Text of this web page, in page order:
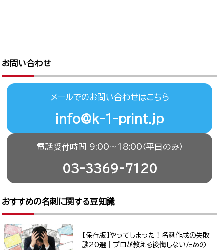
お問い合わせ
メールでのお問い合わせはこちら
info@k-1-print.jp
電話受付時間 9:00〜18:00（平日のみ）
03-3369-7120
おすすめの名刺に関する豆知識
【保存版】やってしまった！名刺作成の失敗
談20選｜プロが教える後悔しないための